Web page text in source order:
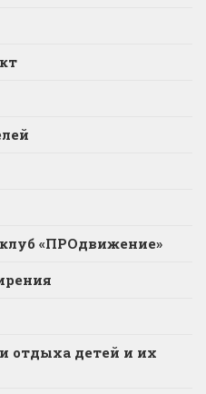
«ПРОдвижение»
отдыха детей и их